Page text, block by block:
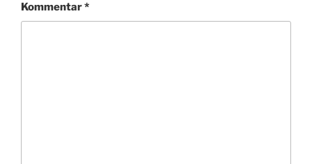
Kommentar*